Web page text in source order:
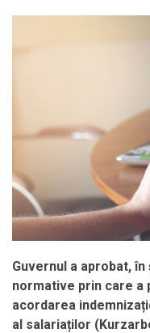
Guvernul a aprobat,
normative prin care a
acordarea
al salariaților